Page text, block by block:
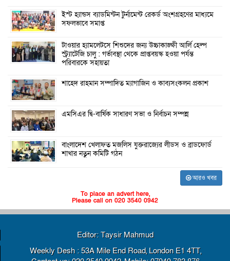
ইস্ট হ্যান্ডস ব্যাডমিন্টন টুর্নামেন্ট রেকর্ড অংশগ্রহণের মাধ্যমে
সফলভাবে সমাপ্ত
টাওয়ার হ্যামলেটসে শিশুদের জন্য উচ্চাকাঙ্ক্ষী আর্লি হেল্প
স্ট্র্যাটেজি চালু : গর্ভাবস্থা থেকে প্রাপ্তবয়স্ক হওয়া পর্যন্ত
পরিবারকে সহায়তা
শাহেদ রাহমান সম্পাদিত ম্যাগাজিন ও কাব্যসংকলন প্রকাশ
এমসিএর দ্বি-বার্ষিক সাধারণ সভা ও নির্বাচন সম্পন্ন
বাংলাদেশ খেলাফত মজলিস যুক্তরাজ্যের লীডস ও ব্রাডফোর্ড
শাখার নতুন কমিটি গঠন
আরও খবর
To place an advert here,
Please call on 020 3540 0942
Editor: Taysir Mahmud
Weekly Desh : 53A Mile End Road, London E1 4TT,